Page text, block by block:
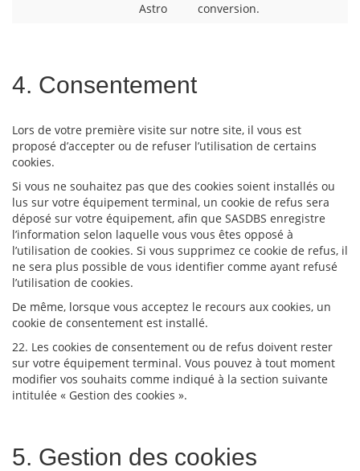
Astro conversion.
4. Consentement
Lors de votre première visite sur notre site, il vous est
proposé d’accepter ou de refuser l’utilisation de certains
cookies.
Si vous ne souhaitez pas que des cookies soient installés ou
lus sur votre équipement terminal, un cookie de refus sera
déposé sur votre équipement, afin que SASDBS enregistre
l’information selon laquelle vous vous êtes opposé à
l’utilisation de cookies. Si vous supprimez ce cookie de refus, il
ne sera plus possible de vous identifier comme ayant refusé
l’utilisation de cookies.
De même, lorsque vous acceptez le recours aux cookies, un
cookie de consentement est installé.
22. Les cookies de consentement ou de refus doivent rester
sur votre équipement terminal. Vous pouvez à tout moment
modifier vos souhaits comme indiqué à la section suivante
intitulée « Gestion des cookies ».
5. Gestion des cookies